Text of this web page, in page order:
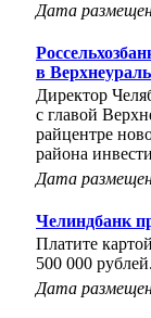
Дата
в
Директор
с главой
райцентре
района
Дата
Челиндбанк
Платите
500 000 рублей.
Дата